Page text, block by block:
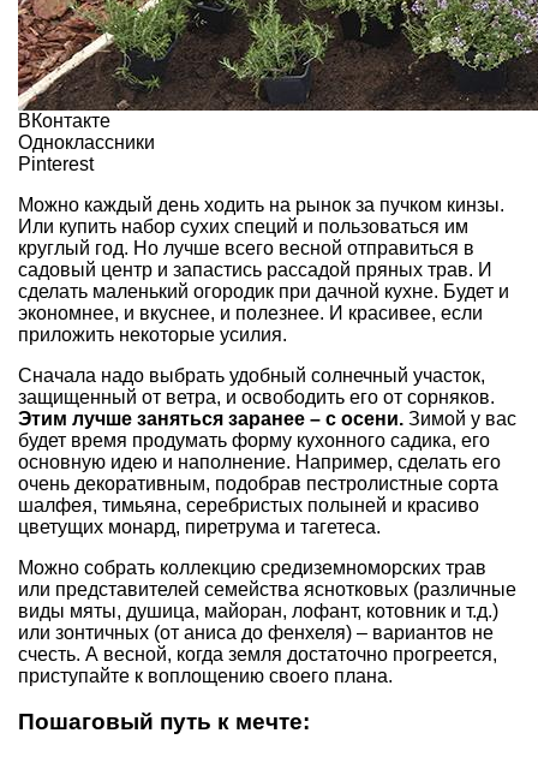
ВКонтакте
Одноклассники
Pinterest
Можно каждый день ходить на рынок за пучком кинзы.
Или купить набор сухих специй и пользоваться им
круглый год. Но лучше всего весной отправиться в
садовый центр и запастись рассадой пряных трав. И
сделать маленький огородик при дачной кухне. Будет и
экономнее, и вкуснее, и полезнее. И красивее, если
приложить некоторые усилия.
Сначала надо выбрать удобный солнечный участок,
защищенный от ветра, и освободить его от сорняков.
Этим лучше заняться заранее – с осени. Зимой у вас
будет время продумать форму кухонного садика, его
основную идею и наполнение. Например, сделать его
очень декоративным, подобрав пестролистные сорта
шалфея, тимьяна, серебристых полыней и красиво
цветущих монард, пиретрума и тагетеса.
Можно собрать коллекцию средиземноморских трав
или представителей семейства яснотковых (различные
виды мяты, душица, майоран, лофант, котовник и т.д.)
или зонтичных (от аниса до фенхеля) – вариантов не
счесть. А весной, когда земля достаточно прогреется,
приступайте к воплощению своего плана.
Пошаговый путь к мечте: